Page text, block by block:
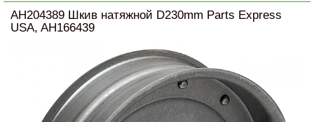
AH204389 Шкив натяжной D230mm Parts Express
USA, AH166439